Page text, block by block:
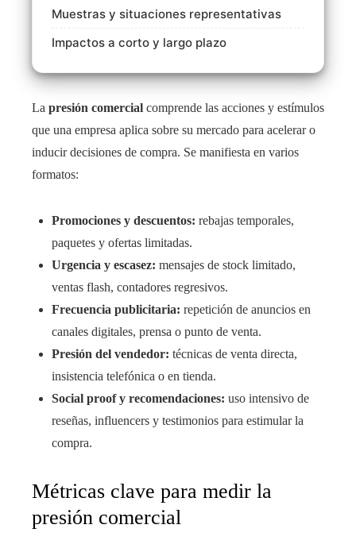
Muestras y situaciones representativas
Impactos a corto y largo plazo
La presión comercial comprende las acciones y estímulos
que una empresa aplica sobre su mercado para acelerar o
inducir decisiones de compra. Se manifiesta en varios
formatos:
Promociones y descuentos: rebajas temporales,
paquetes y ofertas limitadas.
Urgencia y escasez: mensajes de stock limitado,
ventas flash, contadores regresivos.
Frecuencia publicitaria: repetición de anuncios en
canales digitales, prensa o punto de venta.
Presión del vendedor: técnicas de venta directa,
insistencia telefónica o en tienda.
Social proof y recomendaciones: uso intensivo de
reseñas, influencers y testimonios para estimular la
compra.
Métricas clave para medir la
presión comercial